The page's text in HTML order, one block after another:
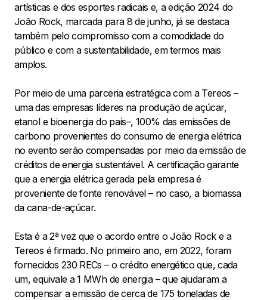
artísticas e dos esportes radicais e, a edição 2024 do
João Rock, marcada para 8 de junho, já se destaca
também pelo compromisso com a comodidade do
público e com a sustentabilidade, em termos mais
amplos.
Por meio de uma parceria estratégica com a Tereos –
uma das empresas líderes na produção de açúcar,
etanol e bioenergia do país–, 100% das emissões de
carbono provenientes do consumo de energia elétrica
no evento serão compensadas por meio da emissão de
créditos de energia sustentável. A certificação garante
que a energia elétrica gerada pela empresa é
proveniente de fonte renovável – no caso, a biomassa
da cana-de-açúcar.
Esta é a 2ª vez que o acordo entre o João Rock e a
Tereos é firmado. No primeiro ano, em 2022, foram
fornecidos 230 RECs – o crédito energético que, cada
um, equivale a 1 MWh de energia – que ajudaram a
compensar a emissão de cerca de 175 toneladas de